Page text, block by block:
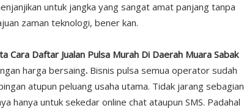
untuk jangka yang sangat amat panjang tanpa
zaman teknologi, bener kan.
Cara Daftar Jualan Pulsa Murah Di Daerah Muara Sabak
harga bersaing. Bisnis pulsa semua operator sudah
atupun peluang usaha utama. Tidak jarang sebagian
hanya untuk sekedar online chat ataupun SMS. Padahal